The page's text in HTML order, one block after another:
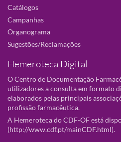
Catálogos
Campanhas
Organograma
Sugestões/Reclamações
Hemeroteca Digital
O Centro de Documentação
utilizadores a consulta em formato
elaborados pelas principais
profissão farmacêutica.
A Hemeroteca do CDF-OF está
(http://www.cdf.pt/mainCDF.html).